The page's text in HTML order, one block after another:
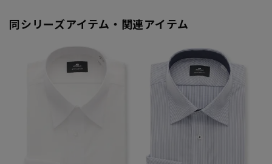
同シリーズアイテム・関連アイテム